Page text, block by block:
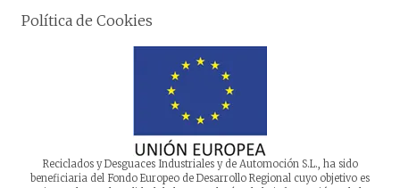
Política de Cookies
Reciclados y Desguaces Industriales y de Automoción S.L., ha sido
beneficiaria del Fondo Europeo de Desarrollo Regional cuyo objetivo es